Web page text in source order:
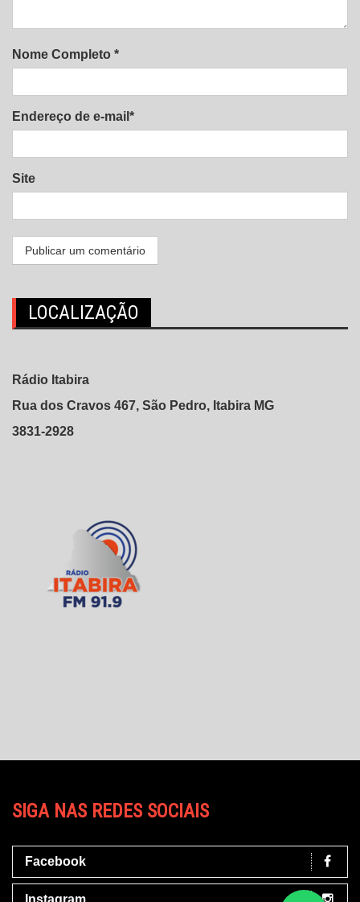
Nome Completo *
Endereço de e-mail*
Site
LOCALIZAÇÃO
Rádio Itabira
Rua dos Cravos 467, São Pedro, Itabira MG
3831-2928
SIGA NAS REDES SOCIAIS
Facebook
Instagram